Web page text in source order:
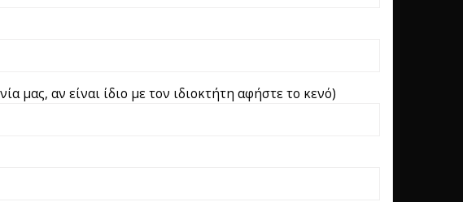
μας, αν είναι ίδιο με τον ιδιοκτήτη αφήστε το κενό)